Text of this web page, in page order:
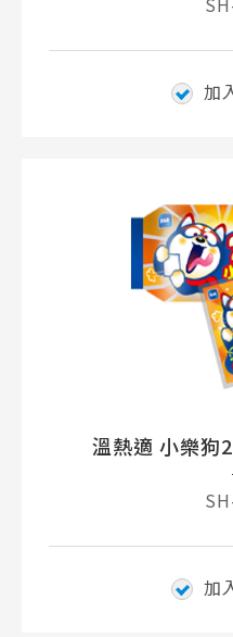
加
溫熱適 小樂狗
加